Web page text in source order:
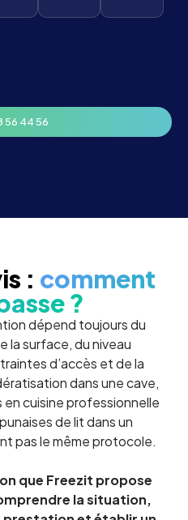
56 44 56
: comment
?
dépend toujours du
la surface, du niveau
d’accès et de la
dans une cave,
cuisine professionnelle
de lit dans un
pas le même protocole.
que Freezit propose
la situation,